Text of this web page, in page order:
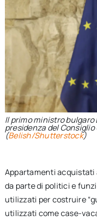
Il primo ministro bulgaro
presidenza del
(Belish/Shutterstock)
Appartamenti acquistati
da parte di politici e
utilizzati per costruire
utilizzati come case-